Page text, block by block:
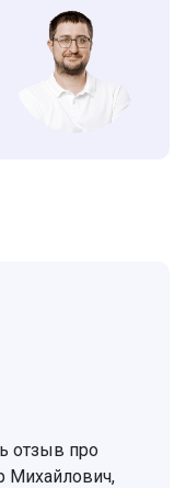
отзыв про
Михайлович,